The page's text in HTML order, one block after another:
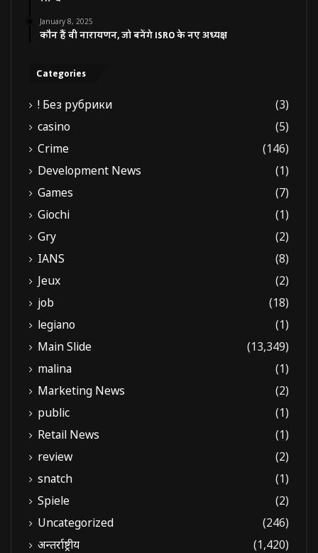
January 8, 2025
कौन हैं वी नारायणन, जो बनेंगे ISRO के नए अध्यक्ष
Categories
! Без рубрики
(3)
casino
(5)
Crime
(146)
Development News
(1)
Games
(7)
Giochi
(1)
Gry
(2)
IANS
(8)
Jeux
(2)
job
(18)
legiano
(1)
Main Slide
(13,349)
malina
(1)
Marketing News
(2)
public
(1)
Retail News
(1)
review
(2)
snatch
(1)
Spiele
(2)
Uncategorized
(246)
अन्तर्राष्ट्रीय
(1,420)